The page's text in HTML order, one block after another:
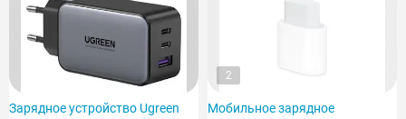
Зарядное устройство Ugreen
2
Мобильное зарядное